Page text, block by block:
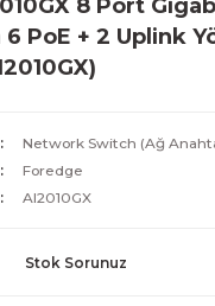
8 Port
PoE + 2 Uplink
Network Switch (Ağ
Foredge
AI2010GX
Stok Sorunuz